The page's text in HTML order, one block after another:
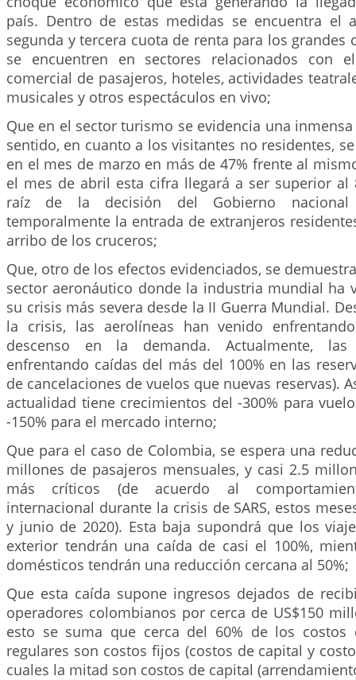
país. Dentro de estas medidas se encuentra el
segunda y tercera cuota de renta para los grandes
se encuentren en sectores relacionados con
comercial de pasajeros, hoteles, actividades
musicales y otros espectáculos en vivo;
Que en el sector turismo se evidencia una
sentido, en cuanto a los visitantes no residentes,
en el mes de marzo en más de 47% frente al
el mes de abril esta cifra llegará a ser superior al
raíz de la decisión del Gobierno
temporalmente la entrada de extranjeros
arribo de los cruceros;
Que, otro de los efectos evidenciados, se
sector aeronáutico donde la industria mundial ha
su crisis más severa desde la II Guerra Mundial.
la crisis, las aerolíneas han venido
descenso en la demanda. Actualmente, las
enfrentando caídas del más del 100% en las
de cancelaciones de vuelos que nuevas reservas).
actualidad tiene crecimientos del -300% para
-150% para el mercado interno;
Que para el caso de Colombia, se espera una
millones de pasajeros mensuales, y casi 2.5
más críticos (de acuerdo al
internacional durante la crisis de SARS, estos
y junio de 2020). Esta baja supondrá que los
exterior tendrán una caída de casi el 100%,
domésticos tendrán una reducción cercana al 50%;
Que esta caída supone ingresos dejados de
operadores colombianos por cerca de US$150
esto se suma que cerca del 60% de los costos
regulares son costos fijos (costos de capital y
cuales la mitad son costos de capital